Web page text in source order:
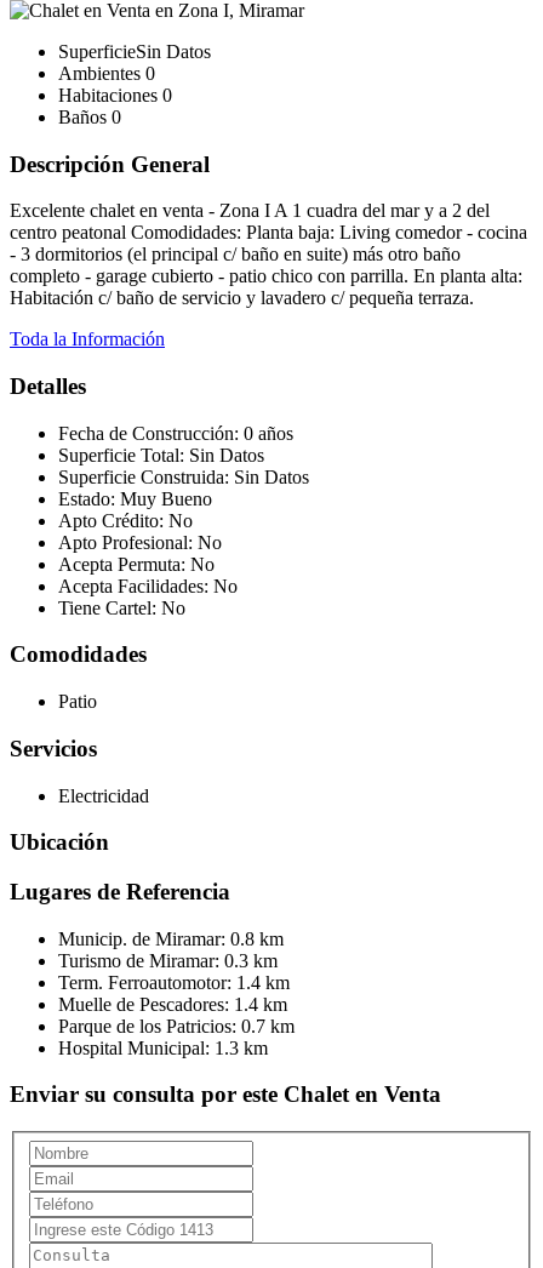
SuperficieSin Datos
Ambientes 0
Habitaciones 0
Baños 0
Descripción General
Excelente chalet en venta - Zona I A 1 cuadra del mar y a 2 del
centro peatonal Comodidades: Planta baja: Living comedor - cocina
- 3 dormitorios (el principal c/ baño en suite) más otro baño
completo - garage cubierto - patio chico con parrilla. En planta alta:
Habitación c/ baño de servicio y lavadero c/ pequeña terraza.
Toda la Información
Detalles
Fecha de Construcción: 0 años
Superficie Total: Sin Datos
Superficie Construida: Sin Datos
Estado: Muy Bueno
Apto Crédito: No
Apto Profesional: No
Acepta Permuta: No
Acepta Facilidades: No
Tiene Cartel: No
Comodidades
Patio
Servicios
Electricidad
Ubicación
Lugares de Referencia
Municip. de Miramar: 0.8 km
Turismo de Miramar: 0.3 km
Term. Ferroautomotor: 1.4 km
Muelle de Pescadores: 1.4 km
Parque de los Patricios: 0.7 km
Hospital Municipal: 1.3 km
Enviar su consulta por este Chalet en Venta